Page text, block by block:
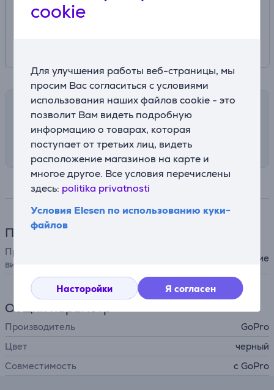
cookie
Для улучшения работы веб-страницы, мы
просим Вас согласиться с условиями
использования наших файлов cookie - это
позволит Вам видеть подробную
информацию о товарах, которая
поступает от третьих лиц, видеть
расположение магазинов на карте и
многое другое. Все условия перечислены
здесь: politika privatnosti
Условия Elesen по использованию куки-
файлов
Насторойки Я согласен
Способы доставки
Выберите подходящий способ доставки в
корзине
Спецификация
Принадлежности
Принадлежности для фото и
видео
крепление
Общий параметр
Производитель
GoPro
Цвет
черный
Совместимость
с GoPro